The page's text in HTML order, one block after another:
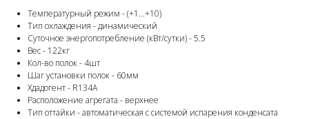
Температурный режим - (+1...+10)
Тип охлаждения - динамический
Суточное энергопотребление (кВт/сутки) - 5.5
Вес - 122кг
Кол-во полок - 4шт
Шаг установки полок - 60мм
Хдадогент - R134A
Расположение агрегата - верхнее
Тип оттайки - автоматическая с системой испарения конденсата